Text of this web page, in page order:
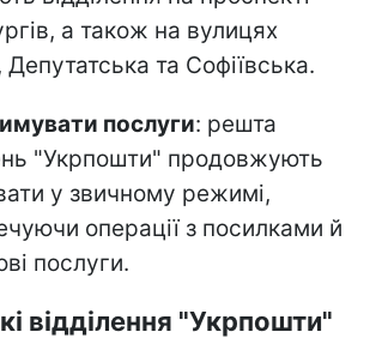
а також на вулицях
та Софіївська.
послуги: решта
"Укрпошти" продовжують
у звичному режимі,
операції з посилками й
послуги.
відділення "Укрпошти"